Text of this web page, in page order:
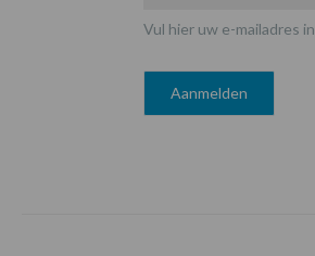
Vul hier uw e-mailadres in